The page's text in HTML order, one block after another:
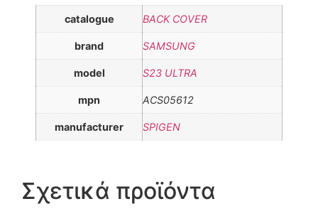
catalogue BACK COVER
brand SAMSUNG
model S23 ULTRA
mpn ACS05612
manufacturer SPIGEN
Σχετικά προϊόντα